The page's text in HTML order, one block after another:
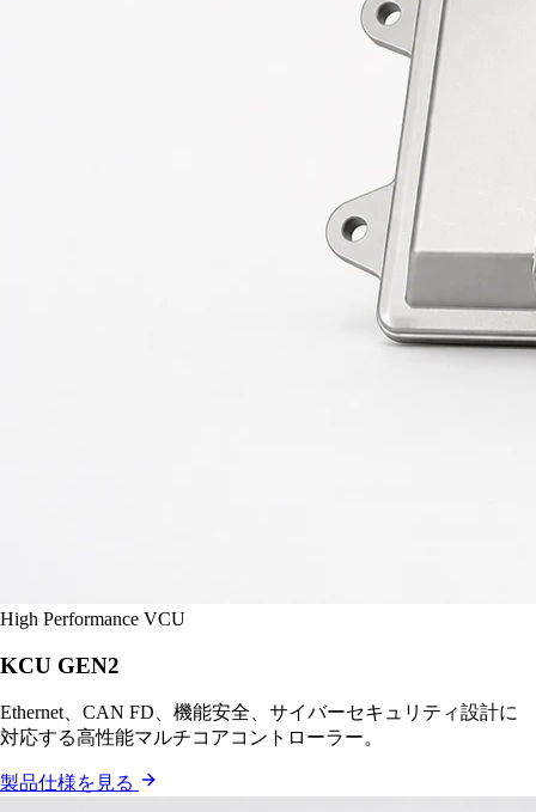
High Performance VCU
KCU GEN2
Ethernet、CAN FD、機能安全、サイバーセキュリティ設計に
対応する高性能マルチコアコントローラー。
製品仕様を見る